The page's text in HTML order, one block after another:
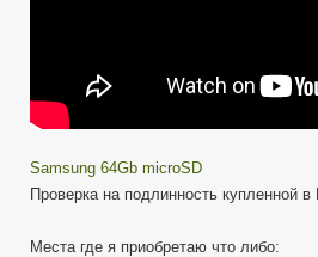
Samsung 64Gb microSD
Проверка на подлинность купленной в
Места где я приобретаю что либо: